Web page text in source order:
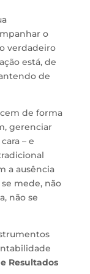
o
verdadeiro
está, de
de
de forma
gerenciar
– e
a ausência
mede, não
não se
Resultados